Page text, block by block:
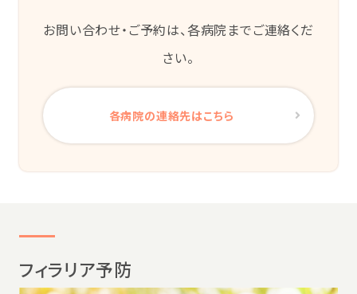
お問い合わせ・ご予約は、各病院までご連絡くだ
さい。
各病院の連絡先はこちら
フィラリア予防